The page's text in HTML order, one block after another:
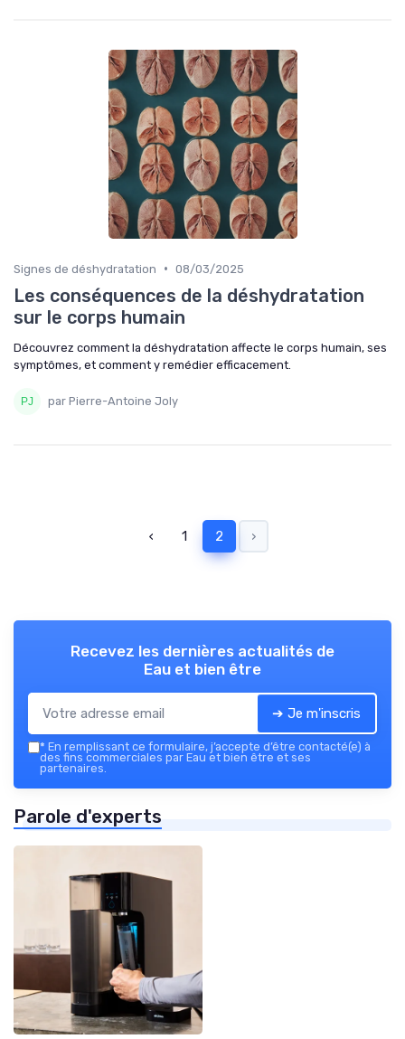
Signes de déshydratation • 08/03/2025
Les conséquences de la déshydratation
sur le corps humain
Découvrez comment la déshydratation affecte le corps humain, ses
symptômes, et comment y remédier efficacement.
par Pierre-Antoine Joly
‹ 1 2 ›
Recevez les dernières actualités de
Eau et bien être
➔ Je m'inscris
* En remplissant ce formulaire, j’accepte d’être contacté(e) à
des fins commerciales par Eau et bien être et ses
partenaires.
Parole d'experts